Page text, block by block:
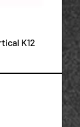
K12